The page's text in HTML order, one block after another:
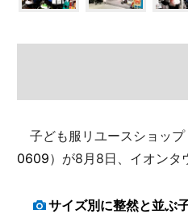
子ども服リユースショップ
0609）が8月8日、イオンタ
サイズ別に整然と並ぶ